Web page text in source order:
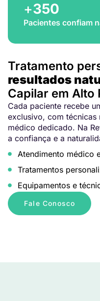
+350
Pacientes confiam
Tratamento
resultados
Capilar em Alto
Cada paciente recebe
exclusivo, com técnicas
médico dedicado. Na
a confiança e a
Atendimento médico
Tratamentos
Equipamentos e
Fale Conosco